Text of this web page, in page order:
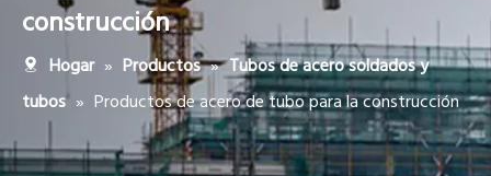
construcción
Hogar » Productos » Tubos de acero soldados y
tubos » Productos de acero de tubo para la construcción